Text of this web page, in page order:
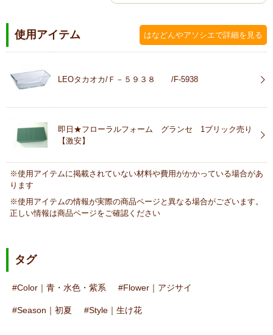
使用アイテム はなどんやアソシエで詳細を見る
LEOタカオカ/Ｆ－５９３８ /F-5938
即日★フローラルフォーム グランセ 1ブリック売り
【激安】
※使用アイテムに掲載されていない材料や費用がかかっている場合があ
ります
※使用アイテムの情報が実際の商品ページと異なる場合がございます。
正しい情報は商品ページをご確認ください
タグ
Color｜青・水色・紫系 Flower｜アジサイ
Season｜初夏 Style｜生け花